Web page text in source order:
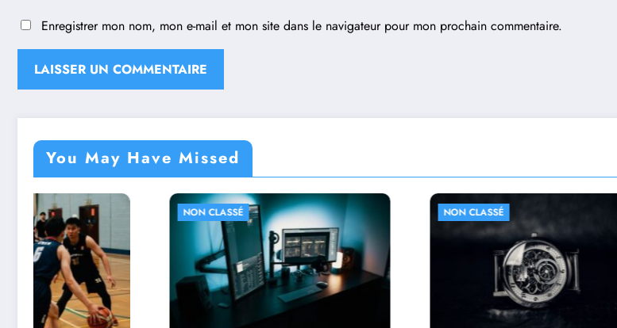
Enregistrer mon nom, mon e-mail et mon site dans le navigateur pour mon prochain commentaire.
You May Have Missed
NON CLASSÉ NON CLASSÉ